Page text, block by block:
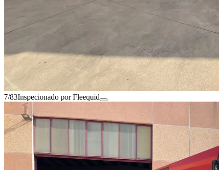
7/83Inspecionado por Fleequid